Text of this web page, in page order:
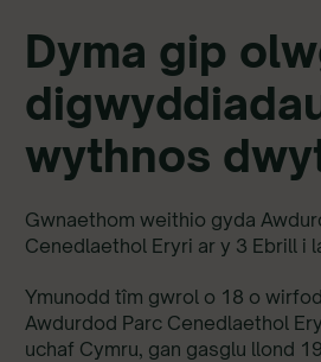
Dyma gip
wythnos
Gwnaethom weithio gyda
Cenedlaethol Eryri ar y 3 Ebrill i
Ymunodd tîm gwrol o 18 o
Awdurdod Parc Cenedlaethol
uchaf Cymru, gan gasglu llond